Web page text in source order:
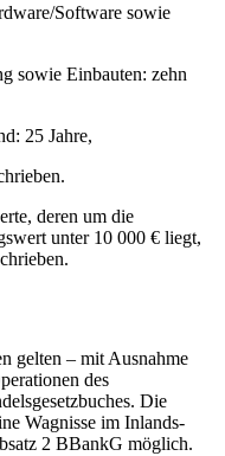
Software sowie
sowie Einbauten: zehn
25 Jahre,
deren um die
unter 10 000 € liegt,
gelten – mit Ausnahme
des
Die
Wagnisse im Inlands-
2 BBankG möglich.